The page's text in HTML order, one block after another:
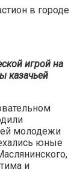
игрой на
казачьей
молодежи
юные
и